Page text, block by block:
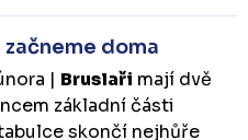
doma
| Bruslaři mají dvě
základní části
skončí nejhůře